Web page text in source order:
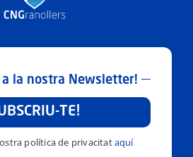
a la nostra Newsletter!
TE!
política de privacitataquí